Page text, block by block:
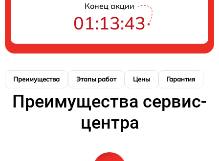
Конец акции
01:13:42
Преимущества Этапы работ Цены Гарантия
Преимущества сервис-
центра